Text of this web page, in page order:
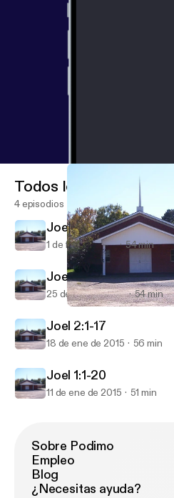
FBC Series: The Book of Joel
Todos los episodios
4 episodios
Joel 3:1-21
1 de feb de 2015 54 min
Joel 2:18-32
25 de ene de 2015 54 min
Joel 2:1-17
18 de ene de 2015 56 min
Joel 1:1-20
11 de ene de 2015 51 min
Sobre Podimo
Empleo
Blog
¿Necesitas ayuda?